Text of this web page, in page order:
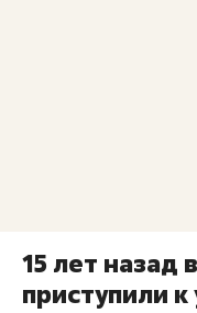
15 лет назад
приступили